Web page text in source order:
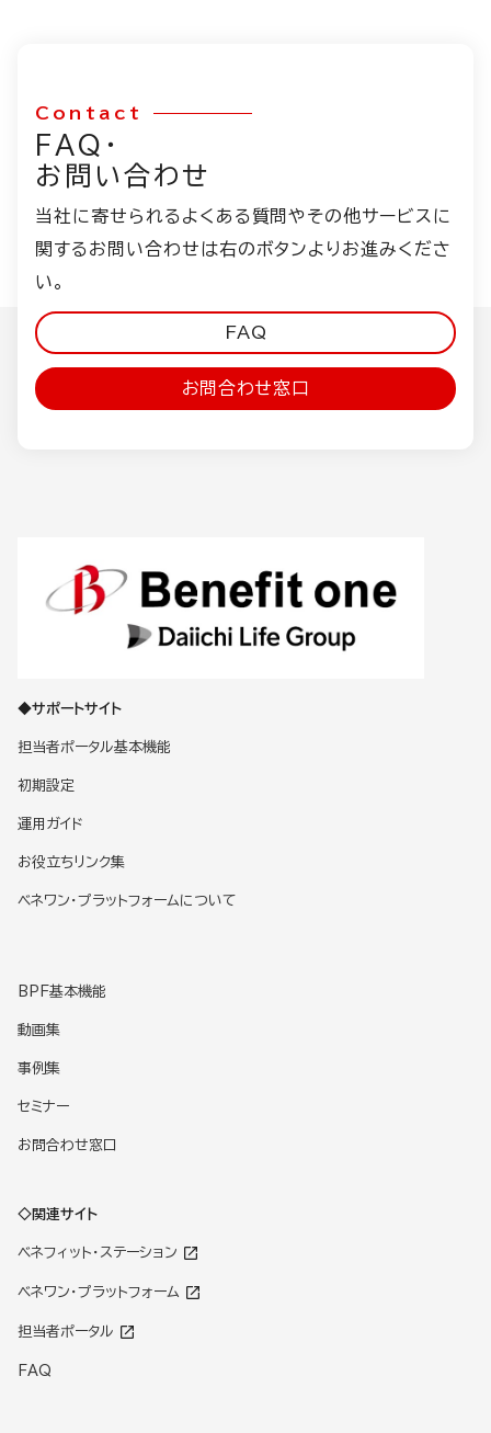
Contact
FAQ・
お問い合わせ
当社に寄せられるよくある質問やその他サービスに
関するお問い合わせは右のボタンよりお進みくださ
い。
FAQ
お問合わせ窓口
◆サポートサイト
担当者ポータル基本機能
初期設定
運用ガイド
お役立ちリンク集
ベネワン・プラットフォームについて
BPF基本機能
動画集
事例集
セミナー
お問合わせ窓口
◇関連サイト
ベネフィット・ステーション
ベネワン・プラットフォーム
担当者ポータル
FAQ